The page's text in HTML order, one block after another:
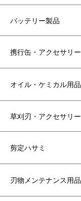
バッテリー製品
携行缶・アクセサリー
オイル・ケミカル用品
草刈刃・アクセサリー
剪定ハサミ
刃物メンテナンス用品